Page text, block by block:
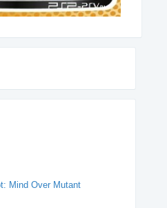
Mind Over Mutant